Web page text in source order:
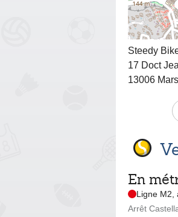
Steedy
17 Doct
13006
En
Ligne M2,
Arrêt